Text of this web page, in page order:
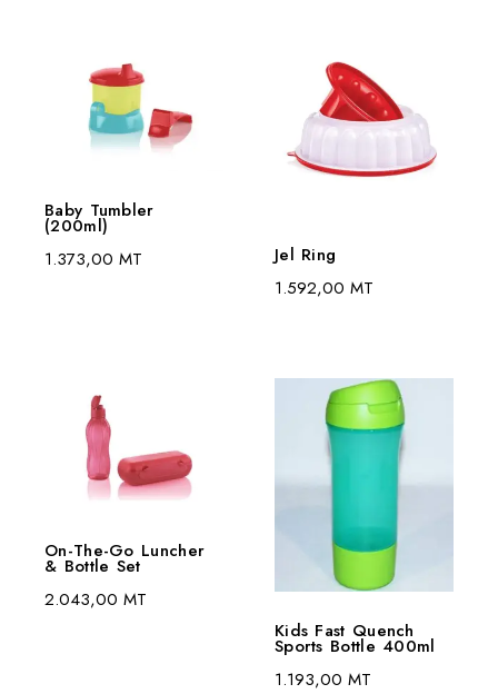
Baby Tumbler
(200ml)
1.373,00 MT
Jel Ring
1.592,00 MT
On-The-Go Luncher
& Bottle Set
2.043,00 MT
Kids Fast Quench
Sports Bottle 400ml
1.193,00 MT